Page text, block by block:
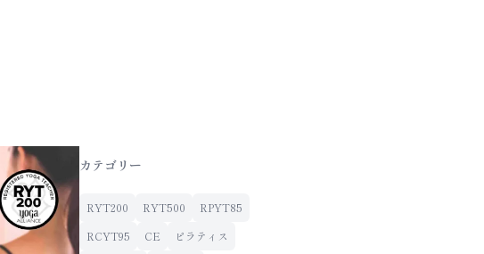
カテゴリー
RYT200 RYT500
RPYT85
RCYT95
CE
ピラティス